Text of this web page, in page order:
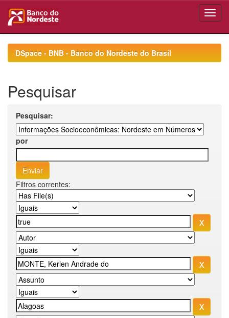
navigationDSpace - BNB - Banco do Nordeste do Brasil
Pesquisar
Pesquisar:
por
Filtros correntes: